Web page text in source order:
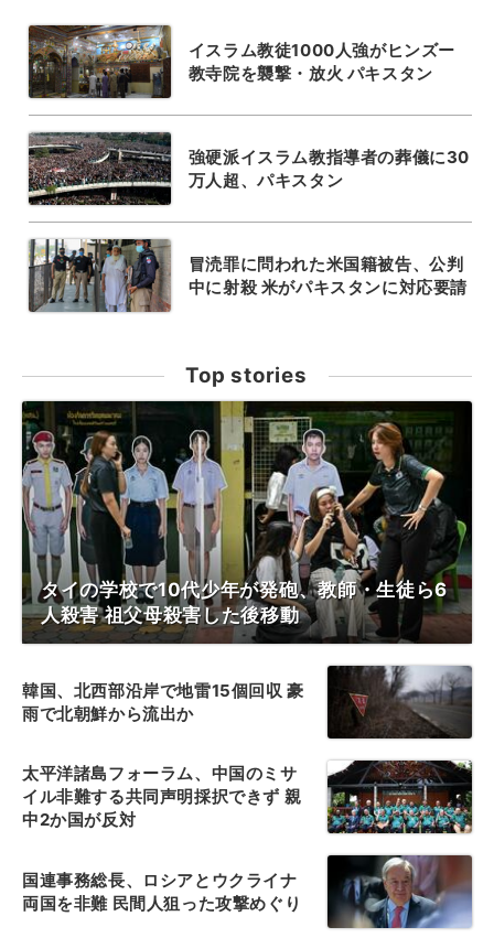
イスラム教徒1000人強がヒンズー
教寺院を襲撃・放火 パキスタン
強硬派イスラム教指導者の葬儀に30
万人超、パキスタン
冒涜罪に問われた米国籍被告、公判
中に射殺 米がパキスタンに対応要請
Top stories
タイの学校で10代少年が発砲、教師・生徒ら6
人殺害 祖父母殺害した後移動
韓国、北西部沿岸で地雷15個回収 豪
雨で北朝鮮から流出か
太平洋諸島フォーラム、中国のミサ
イル非難する共同声明採択できず 親
中2か国が反対
国連事務総長、ロシアとウクライナ
両国を非難 民間人狙った攻撃めぐり